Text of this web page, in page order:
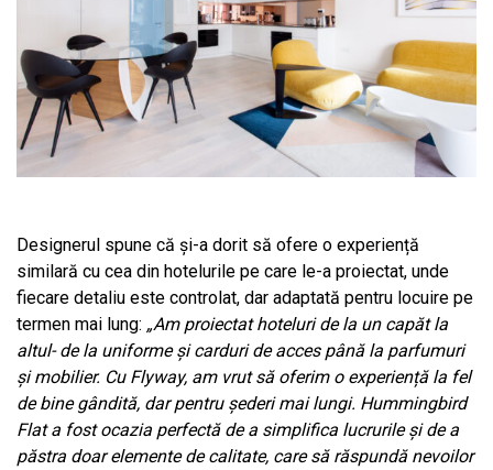
Designerul spune că și-a dorit să ofere o experiență
similară cu cea din hotelurile pe care le-a proiectat, unde
fiecare detaliu este controlat, dar adaptată pentru locuire pe
termen mai lung: „Am proiectat hoteluri de la un capăt la
altul- de la uniforme și carduri de acces până la parfumuri
și mobilier. Cu Flyway, am vrut să oferim o experiență la fel
de bine gândită, dar pentru șederi mai lungi. Hummingbird
Flat a fost ocazia perfectă de a simplifica lucrurile și de a
păstra doar elemente de calitate, care să răspundă nevoilor